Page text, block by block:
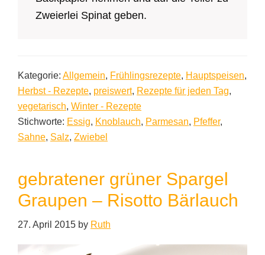
Zweierlei Spinat geben.
Kategorie: Allgemein, Frühlingsrezepte, Hauptspeisen,
Herbst - Rezepte, preiswert, Rezepte für jeden Tag,
vegetarisch, Winter - Rezepte
Stichworte: Essig, Knoblauch, Parmesan, Pfeffer,
Sahne, Salz, Zwiebel
gebratener grüner Spargel
Graupen – Risotto Bärlauch
27. April 2015 by Ruth